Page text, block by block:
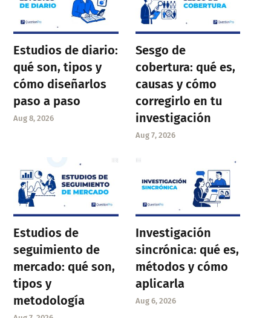
Estudios de diario:
qué son, tipos y
cómo diseñarlos
paso a paso
Aug 8, 2026
Sesgo de
cobertura: qué es,
causas y cómo
corregirlo en tu
investigación
Aug 7, 2026
Estudios de
seguimiento de
mercado: qué son,
tipos y
metodología
Investigación
sincrónica: qué es,
métodos y cómo
aplicarla
Aug 6, 2026